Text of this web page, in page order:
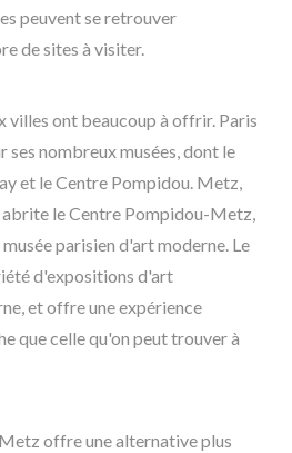
peuvent se retrouver
de sites à visiter.
villes ont beaucoup à offrir. Paris
ses nombreux musées, dont le
et le Centre Pompidou. Metz,
abrite le Centre Pompidou-Metz,
parisien d'art moderne. Le
d'expositions d'art
et offre une expérience
que celle qu'on peut trouver à
offre une alternative plus